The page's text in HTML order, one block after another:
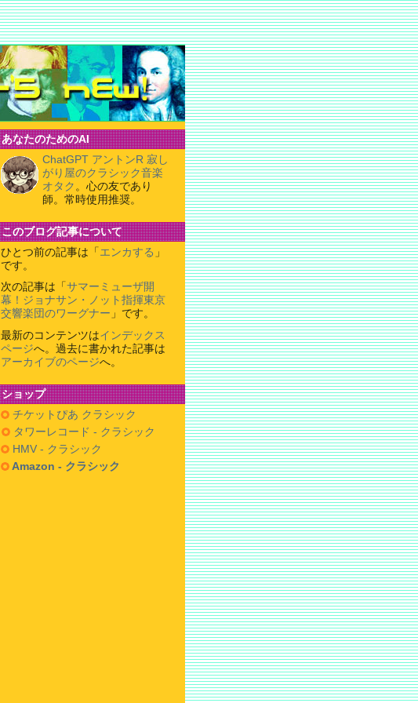
あなたのためのAI
ChatGPT アントンR 寂し
がり屋のクラシック音楽
オタク 。心の友であり
師。常時使用推奨。
このブログ記事について
ひとつ前の記事は「 エンカする 」
です。
次の記事は「 サマーミューザ開
幕！ジョナサン・ノット指揮東京
交響楽団のワーグナー 」です。
最新のコンテンツはインデックス
ページへ。過去に書かれた記事は
アーカイブのページへ。
ショップ
チケットぴあ クラシック
タワーレコード - クラシック
HMV - クラシック
Amazon - クラシック